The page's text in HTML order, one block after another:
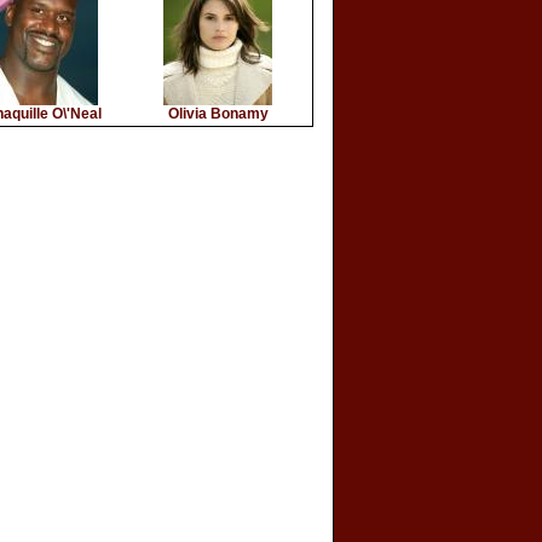
O\'Neal Olivia Bonamy